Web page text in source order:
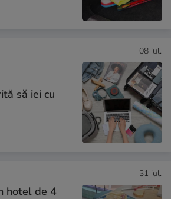
08 iul.
să iei cu
31 iul.
hotel de 4